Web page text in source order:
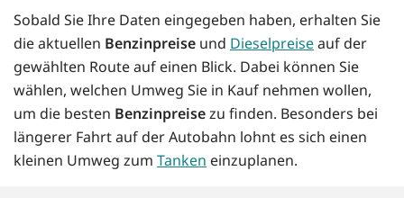
Sobald Sie Ihre Daten eingegeben haben, erhalten Sie
die aktuellen Benzinpreise und Dieselpreiseauf der
gewählten Route auf einen Blick. Dabei können Sie
wählen, welchen Umweg Sie in Kauf nehmen wollen,
um die besten Benzinpreisezu finden. Besonders bei
längerer Fahrt auf der Autobahn lohnt es sich einen
kleinen Umweg zum Tanken einzuplanen.